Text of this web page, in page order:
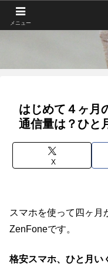
はじめて４ヶ月
通信量は？ひと
X
スマホを使って四ヶ月
ZenFoneです。
格安スマホ、ひと月い
メニュー